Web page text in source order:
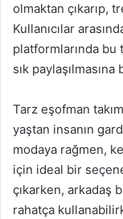
olmaktan çıkarıp,
Kullanıcılar
platformlarında bu
sık paylaşılmasına
Tarz eşofman
yaştan insanın
modaya rağmen,
için ideal bir
çıkarken, arkadaş
rahatça